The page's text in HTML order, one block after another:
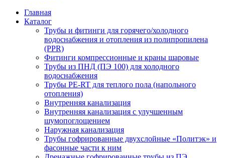
Главная
Каталог
Трубы и фитинги для горячего/холодного
водоснабжения и отопления из полипропилена
(PPR)
Фитинги компрессионные и краны шаровые
Трубы из ПНД (ПЭ 100) для холодного
водоснабжения
Трубы PE-RT для теплого пола (напольного
отопления)
Внутренняя канализация
Внутренняя канализация с улучшенным
шумопоглощением
Наружная канализация
Трубы гофрированные двухслойные «Политэк» и
фасонные части к ним